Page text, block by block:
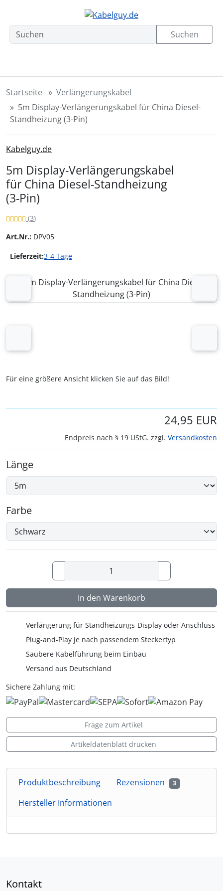
Springe zum Inhalt Springe zur Navigation
Suchen
Startseite
Verlängerungskabel
5m Display-Verlängerungskabel für China Diesel-
Standheizung (3-Pin)
Kabelguy.de
5m Display-Verlängerungskabel
für China Diesel-Standheizung
(3-Pin)
Bewertung: 4.7 von 5 Sternen!
(3Bewertungen
)
Art.Nr.: DPV05
Lieferzeit:3-4 Tage
Wenn mehr als ein Produktbild existiert, können Sie die
Für eine größere Ansicht klicken Sie auf das Bild!
24,95 EUR
Endpreis nach § 19 UStG. zzgl. Versandkosten
Länge
Farbe
In den Warenkorb
Verlängerung für Standheizungs-Display oder Anschluss
Plug-and-Play je nach passendem Steckertyp
Saubere Kabelführung beim Einbau
Versand aus Deutschland
Sichere Zahlung mit:
Frage zum Artikel
Artikeldatenblatt drucken
Produktbeschreibung Rezensionen 3
Hersteller Informationen
Kontakt